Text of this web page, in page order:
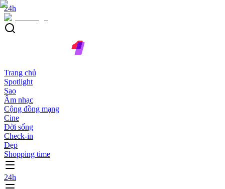
24h
Trang chủ
Spotlight
Sao
Âm nhạc
Cộng đồng mạng
Cine
Đời sống
Check-in
Đẹp
Shopping time
24h